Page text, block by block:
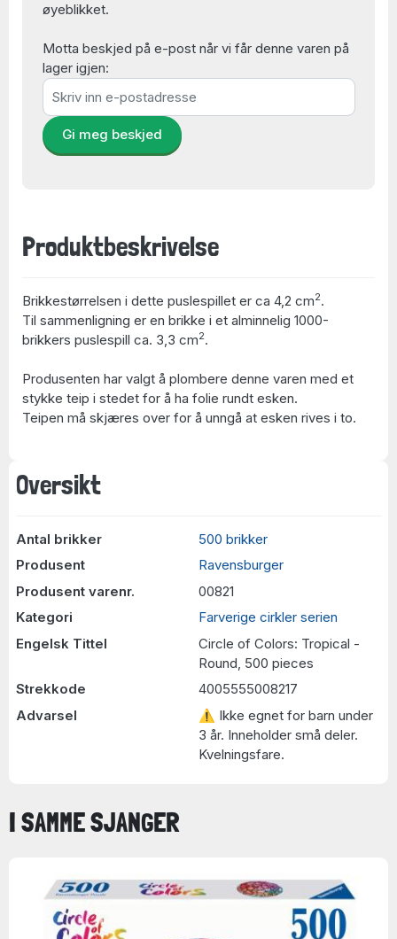
Oversikt
Antal brikker
500 brikker
Produsent
Ravensburger
Produsent varenr.
00821
Kategori
Farverige cirkler serien
Engelsk Tittel
Circle of Colors: Tropical -
Round, 500 pieces
Strekkode
4005555008217
Advarsel
⚠ Ikke egnet for barn under
3 år. Inneholder små deler.
Kvelningsfare.
øyeblikket.
Motta beskjed på e-post når vi får denne varen på
lager igjen:
Gi meg beskjed
Produktbeskrivelse
Brikkestørrelsen i dette puslespillet er ca 4,2 cm2.
Til sammenligning er en brikke i et alminnelig 1000-
brikkers puslespill ca. 3,3 cm2.
Produsenten har valgt å plombere denne varen med et
stykke teip i stedet for å ha folie rundt esken.
Teipen må skjæres over for å unngå at esken rives i to.
I SAMME SJANGER